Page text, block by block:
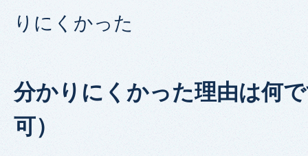
りにくかった
分かりにくかった理由は何
可）